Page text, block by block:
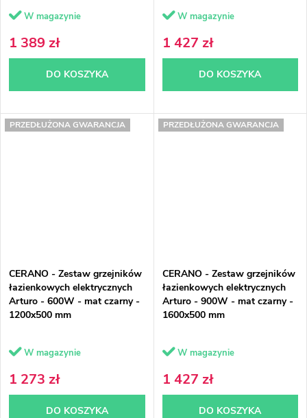
W magazynie
1 389 zł
DO KOSZYKA
W magazynie
1 427 zł
DO KOSZYKA
PRZEDŁUŻONA GWARANCJA
CERANO - Zestaw grzejników
łazienkowych elektrycznych
Arturo - 600W - mat czarny -
1200x500 mm
W magazynie
1 273 zł
DO KOSZYKA
PRZEDŁUŻONA GWARANCJA
CERANO - Zestaw grzejników
łazienkowych elektrycznych
Arturo - 900W - mat czarny -
1600x500 mm
W magazynie
1 427 zł
DO KOSZYKA